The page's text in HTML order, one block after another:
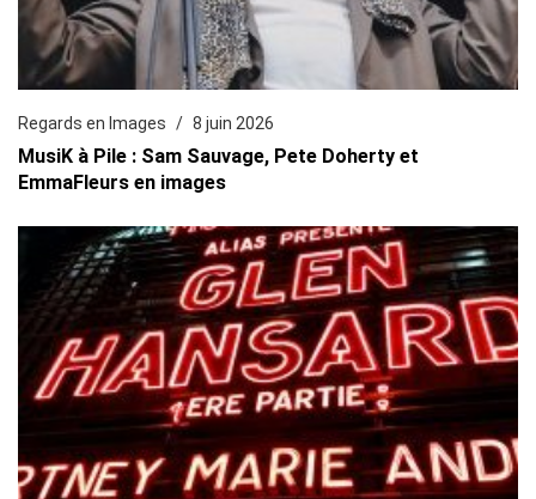
Regards en Images 8 juin 2026
MusiK à Pile : Sam Sauvage, Pete Doherty et
EmmaFleurs en images